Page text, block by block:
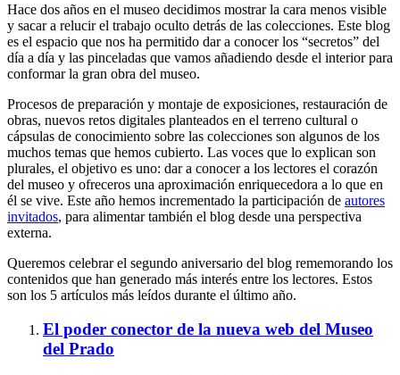
Hace dos años en el museo decidimos mostrar la cara menos visible
y sacar a relucir el trabajo oculto detrás de las colecciones. Este blog
es el espacio que nos ha permitido dar a conocer los “secretos” del
día a día y las pinceladas que vamos añadiendo desde el interior para
conformar la gran obra del museo.
Procesos de preparación y montaje de exposiciones, restauración de
obras, nuevos retos digitales planteados en el terreno cultural o
cápsulas de conocimiento sobre las colecciones son algunos de los
muchos temas que hemos cubierto. Las voces que lo explican son
plurales, el objetivo es uno: dar a conocer a los lectores el corazón
del museo y ofreceros una aproximación enriquecedora a lo que en
él se vive. Este año hemos incrementado la participación de autores
invitados, para alimentar también el blog desde una perspectiva
externa.
Queremos celebrar el segundo aniversario del blog rememorando los
contenidos que han generado más interés entre los lectores. Estos
son los 5 artículos más leídos durante el último año.
El poder conector de la nueva web del Museo
del Prado